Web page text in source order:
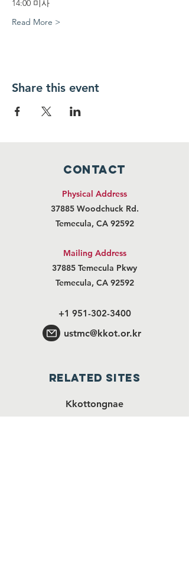
14:00 미사
Read More >
Share this event
CONTACT
Physical Address
37885 Woodchuck Rd.
Temecula, CA 92592
Mailing Address
37885 Temecula Pkwy
Temecula, CA 92592
+1 951-302-3400
ustmc@kkot.or.kr
RELATED SITES
Kkottongnae